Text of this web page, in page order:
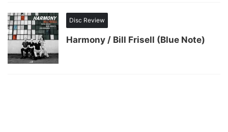
Disc Review
Harmony / Bill Frisell (Blue Note)